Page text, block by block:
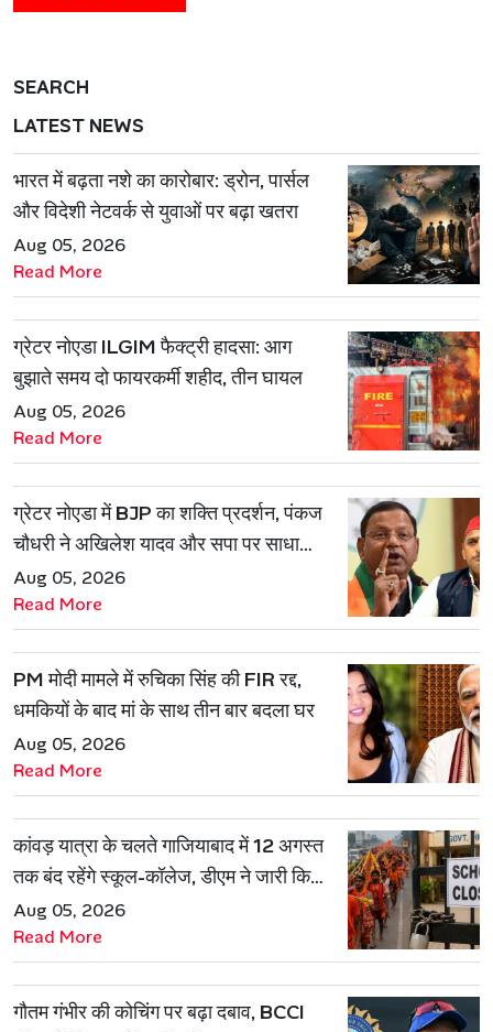
SEARCH
LATEST NEWS
भारत में बढ़ता नशे का कारोबार: ड्रोन, पार्सल
और विदेशी नेटवर्क से युवाओं पर बढ़ा खतरा
Aug 05, 2026
Read More
ग्रेटर नोएडा ILGIM फैक्ट्री हादसा: आग
बुझाते समय दो फायरकर्मी शहीद, तीन घायल
Aug 05, 2026
Read More
ग्रेटर नोएडा में BJP का शक्ति प्रदर्शन, पंकज
चौधरी ने अखिलेश यादव और सपा पर साधा
निशाना
Aug 05, 2026
Read More
PM मोदी मामले में रुचिका सिंह की FIR रद्द,
धमकियों के बाद मां के साथ तीन बार बदला घर
Aug 05, 2026
Read More
कांवड़ यात्रा के चलते गाजियाबाद में 12 अगस्त
तक बंद रहेंगे स्कूल-कॉलेज, डीएम ने जारी किया
आदेश
Aug 05, 2026
Read More
गौतम गंभीर की कोचिंग पर बढ़ा दबाव, BCCI